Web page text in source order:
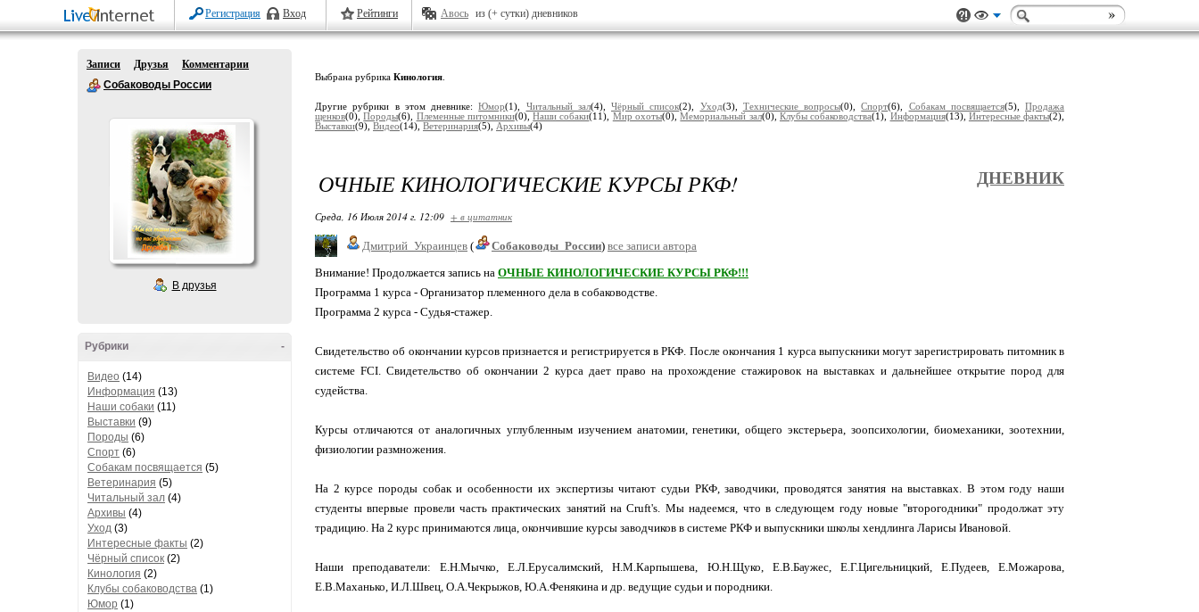
Регистрация Вход Рейтинги Авось из (+ сутки) дневников
Записи Друзья
Комментарии
Собаководы России
В друзья
-
Рубрики
Видео (14)
Информация (13)
Наши собаки (11)
Выставки (9)
Породы (6)
Спорт (6)
Собакам посвящается (5)
Ветеринария (5)
Читальный зал (4)
Архивы (4)
Уход (3)
Интересные факты (2)
Чёрный список (2)
Кинология (2)
Клубы собаководства (1)
Юмор (1)
Выбрана рубрика Кинология
Другие рубрики в этом дневнике:Юмор(1), Читальный зал(4), Чёрный список(2), Уход(3), Технические вопросы(0),Спорт(6), Собакам посвящается(5), Продажа
щенков(0),Породы(6), Племенные питомники(0),Наши собаки(11), Мир охоты(0),Мемориальный зал(0), Клубы собаководства(1), Информация(13), Интересные факты(2),
Выставки(9), Видео(14), Ветеринария(5), Архивы(4)
ОЧНЫЕ КИНОЛОГИЧЕСКИЕ КУРСЫ РКФ! ДНЕВНИК
Среда, 16 Июля 2014 г. 12:09 + в цитатник
Дмитрий_Украинцев ( Собаководы_России) все записи автора
Внимание! Продолжается запись на ОЧНЫЕ КИНОЛОГИЧЕСКИЕ КУРСЫ РКФ!!!
Программа 1 курса - Организатор племенного дела в собаководстве.
Программа 2 курса - Судья-стажер.
Свидетельство об окончании курсов признается и регистрируется в РКФ. После окончания 1 курса выпускники могут зарегистрировать питомник в
системе FCI. Свидетельство об окончании 2 курса дает право на прохождение стажировок на выставках и дальнейшее открытие пород для
судейства.
Курсы отличаются от аналогичных углубленным изучением анатомии, генетики, общего экстерьера, зоопсихологии, биомеханики, зоотехнии,
физиологии размножения.
На 2 курсе породы собак и особенности их экспертизы читают судьи РКФ, заводчики, проводятся занятия на выставках. В этом году наши
студенты впервые провели часть практических занятий на Cruft's. Мы надеемся, что в следующем году новые "второгодники" продолжат эту
традицию. На 2 курс принимаются лица, окончившие курсы заводчиков в системе РКФ и выпускники школы хендлинга Ларисы Ивановой.
Наши преподаватели: Е.Н.Мычко, Е.Л.Ерусалимский, Н.М.Карпышева, Ю.Н.Щуко, Е.В.Баужес, Е.Г.Цигельницкий, Е.Пудеев, Е.Можарова,
Е.В.Маханько, И.Л.Швец, О.А.Чекрыжов, Ю.А.Фенякина и др. ведущие судьи и породники.